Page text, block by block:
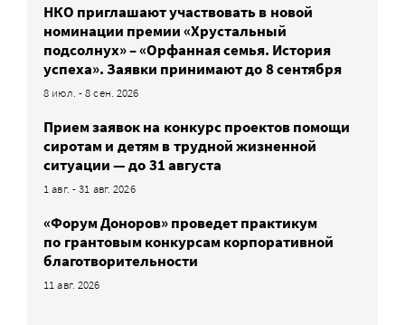
НКО приглашают участвовать в новой
номинации премии «Хрустальный
подсолнух» – «Орфанная семья. История
успеха». Заявки принимают до 8 сентября
8 июл. - 8 сен. 2026
Прием заявок на конкурс проектов помощи
сиротам и детям в трудной жизненной
ситуации — до 31 августа
1 авг. - 31 авг. 2026
«Форум Доноров» проведет практикум
по грантовым конкурсам корпоративной
благотворительности
11 авг. 2026